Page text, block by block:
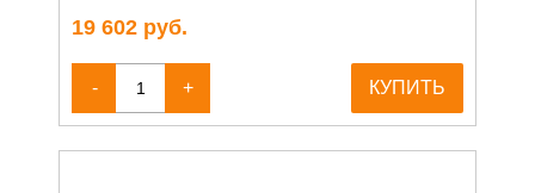
19 602 руб.
- + КУПИТЬ